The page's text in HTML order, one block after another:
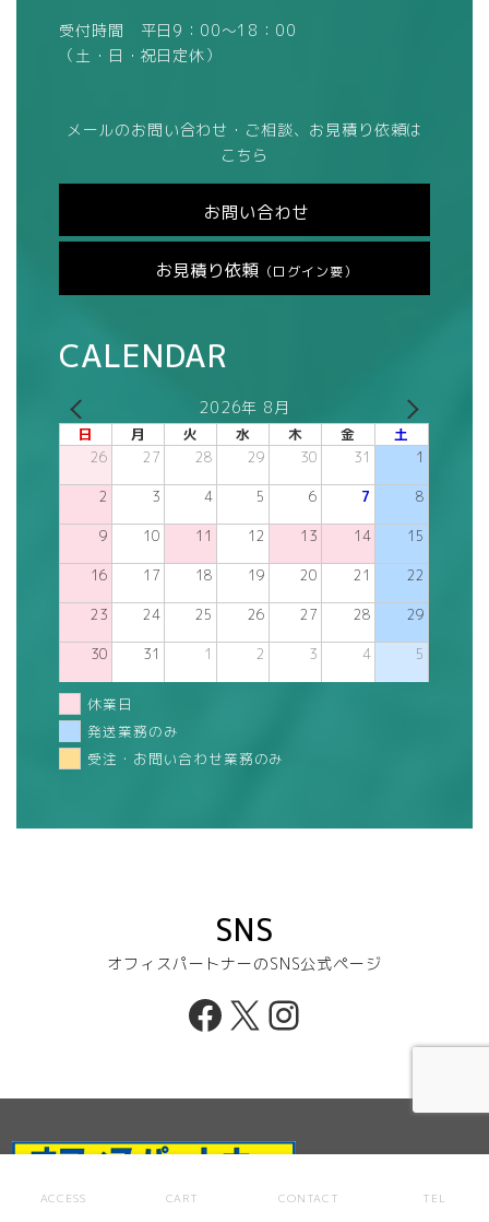
受付時間 平日9：00～18：00
（土・日・祝日定休）
メールのお問い合わせ・ご相談、お見積り依頼は
こちら
お問い合わせ
お見積り依頼 （ログイン要）
CALENDAR
2026年 8月
日 月 火 水 木 金 土
26 27 28 29 30 31 1
2 3 4 5 6 7 8
9 10 11 12 13 14 15
16 17 18 19 20 21 22
23 24 25 26 27 28 29
30 31 1 2 3 4 5
休業日
発送業務のみ
受注・お問い合わせ業務のみ
SNS
オフィスパートナーのSNS公式ページ
Facebook
X Instagram
ACCESS CART CONTACT TEL